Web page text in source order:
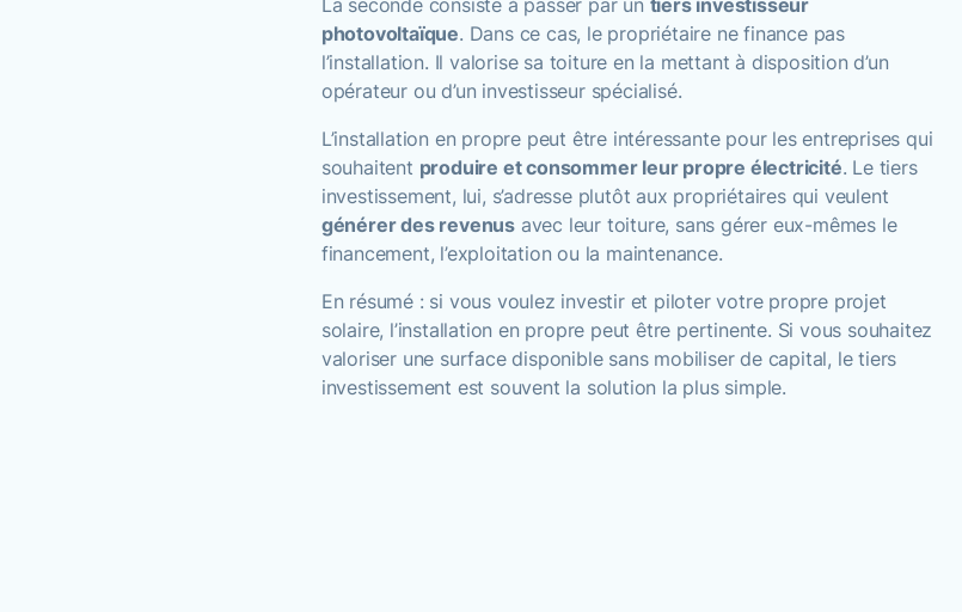
La seconde consiste à passer par un tiers investisseur
photovoltaïque. Dans ce cas, le propriétaire ne finance pas
l’installation. Il valorise sa toiture en la mettant à disposition d’un
opérateur ou d’un investisseur spécialisé.
L’installation en propre peut être intéressante pour les entreprises qui
souhaitent produire et consommer leur propre électricité. Le tiers
investissement, lui, s’adresse plutôt aux propriétaires qui veulent
générer des revenus avec leur toiture, sans gérer eux-mêmes le
financement, l’exploitation ou la maintenance.
En résumé : si vous voulez investir et piloter votre propre projet
solaire, l’installation en propre peut être pertinente. Si vous souhaitez
valoriser une surface disponible sans mobiliser de capital, le tiers
investissement est souvent la solution la plus simple.